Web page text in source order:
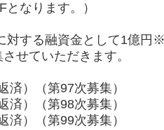
となります。）
対する融資金として1億円
せていただきます。
済）（第97次募集）
済）（第98次募集）
済）（第99次募集）